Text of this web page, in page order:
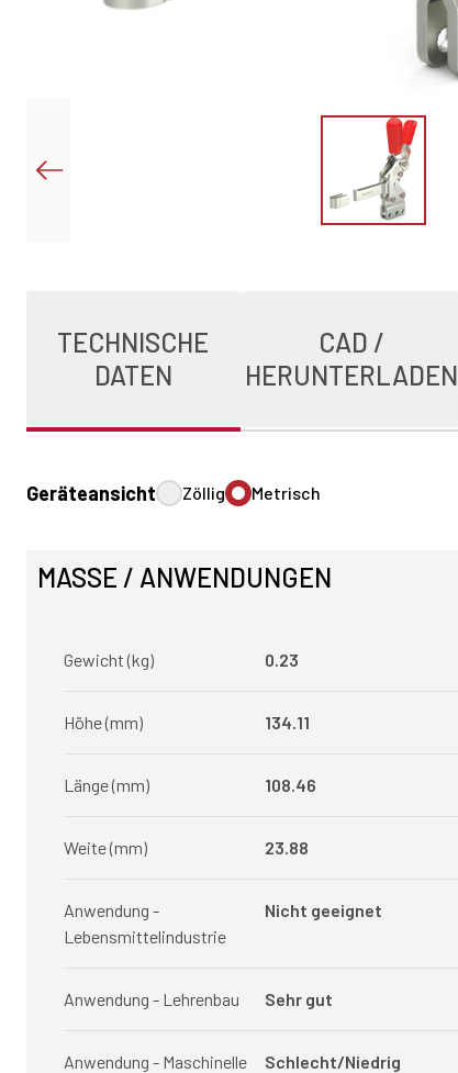
TECHNISCHE
DATEN
CAD /
HERUNTERLADEN
Geräteansicht Zöllig Metrisch
MASSE / ANWENDUNGEN
Gewicht (kg) 0.23
Höhe (mm) 134.11
Länge (mm) 108.46
Weite (mm) 23.88
Anwendung -
Lebensmittelindustrie
Nicht geeignet
Anwendung - Lehrenbau Sehr gut
Anwendung - Maschinelle
Schlecht/Niedrig